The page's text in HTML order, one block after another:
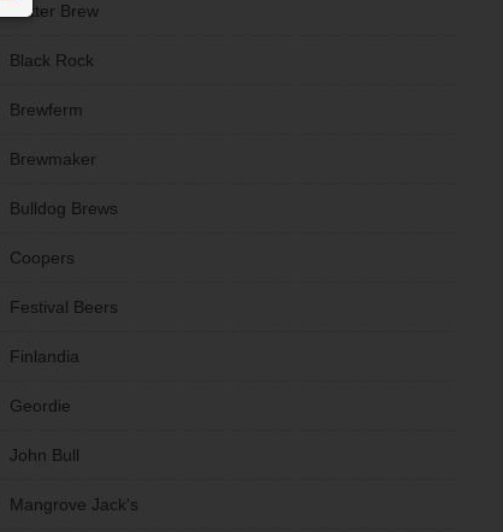
Better Brew
Black Rock
Brewferm
Brewmaker
Bulldog Brews
Coopers
Festival Beers
Finlandia
Geordie
John Bull
Mangrove Jack's